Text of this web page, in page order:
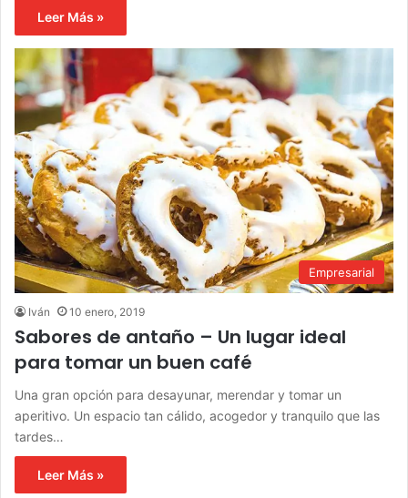
Leer Más »
Empresarial
Iván 10 enero, 2019
Sabores de antaño – Un lugar ideal
para tomar un buen café
Una gran opción para desayunar, merendar y tomar un
aperitivo. Un espacio tan cálido, acogedor y tranquilo que las
tardes…
Leer Más »